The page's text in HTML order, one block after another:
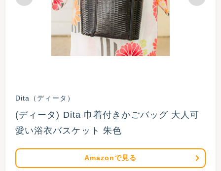
Dita（ディータ）
(ディータ) Dita 巾着付きかごバッグ 大人可
愛い浴衣バスケット 朱色
Amazonで見る